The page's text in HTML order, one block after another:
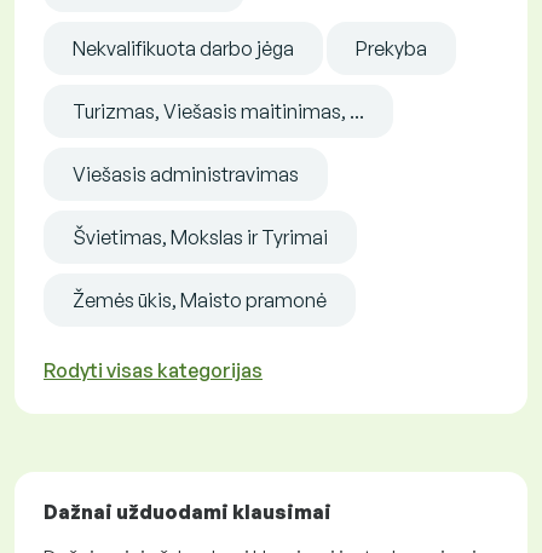
Nekvalifikuota darbo jėga Prekyba
Turizmas, Viešasis maitinimas, ...
Viešasis administravimas
Švietimas, Mokslas ir Tyrimai
Žemės ūkis, Maisto pramonė
Rodyti visas kategorijas
Dažnai užduodami klausimai